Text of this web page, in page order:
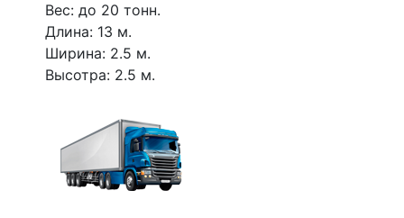
Вес: до 20 тонн.
Длина: 13 м.
Ширина: 2.5 м.
Высотра: 2.5 м.